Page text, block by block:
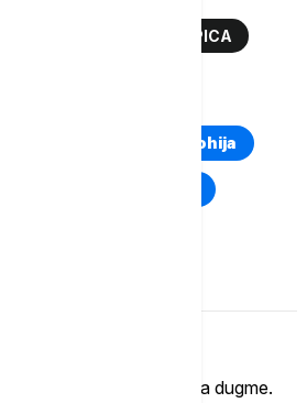
PICA
Kosovo i Metohija
komentar, kliknite na dugme.